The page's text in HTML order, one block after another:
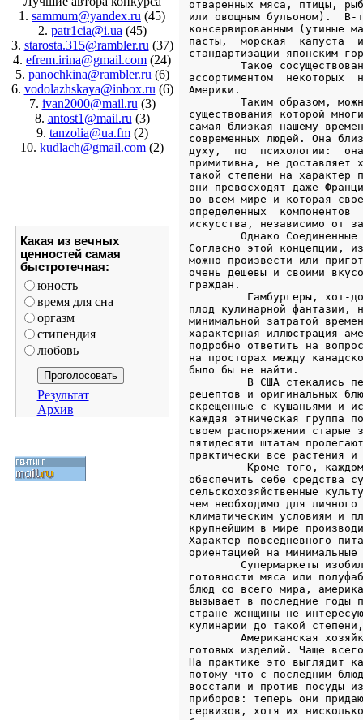
1. sammum@yandex.ru (45)
2. patr1cia@i.ua (45)
3. starosta.315@rambler.ru (37)
4. efrem.irina@gmail.com (24)
5. panochkina@rambler.ru (6)
6. vodolazhskaya@inbox.ru (6)
7. ivan2000@mail.ru (3)
8. antost1@mail.ru (3)
9. tanzolia@ua.fm (2)
10. kudlach@gmail.com (2)
Какая из вечных
ценностей самая
быстротечная:
юность
время для сна
оргазм
стипендия
любовь
Результат
Архив